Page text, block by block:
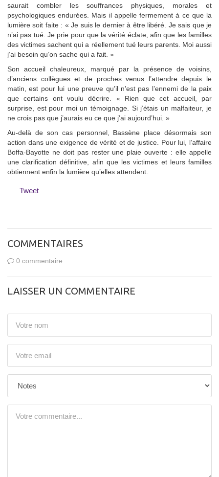
saurait combler les souffrances physiques, morales et
psychologiques endurées. Mais il appelle fermement à ce que la
lumière soit faite : « Je suis le dernier à être libéré. Je sais que je
n’ai pas tué. Je prie pour que la vérité éclate, afin que les familles
des victimes sachent qui a réellement tué leurs parents. Moi aussi
j’ai besoin qu’on sache qui a fait. »
Son accueil chaleureux, marqué par la présence de voisins,
d’anciens collègues et de proches venus l’attendre depuis le
matin, est pour lui une preuve qu’il n’est pas l’ennemi de la paix
que certains ont voulu décrire. « Rien que cet accueil, par
surprise, est pour moi un témoignage. Si j’étais un malfaiteur, je
ne crois pas que j’aurais eu ce que j’ai aujourd’hui. »
Au-delà de son cas personnel, Bassène place désormais son
action dans une exigence de vérité et de justice. Pour lui, l’affaire
Boffa-Bayotte ne doit pas rester une plaie ouverte : elle appelle
une clarification définitive, afin que les victimes et leurs familles
obtiennent enfin la lumière qu’elles attendent.
Tweet
COMMENTAIRES
0 commentaire
LAISSER UN COMMENTAIRE